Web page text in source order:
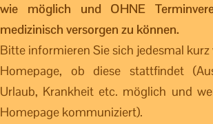
wie möglich und OHNE
medizinisch versorgen zu können.
Bitte informieren Sie sich jedesmal
Homepage, ob diese stattfindet
Urlaub, Krankheit etc. möglich und
Homepage kommuniziert).